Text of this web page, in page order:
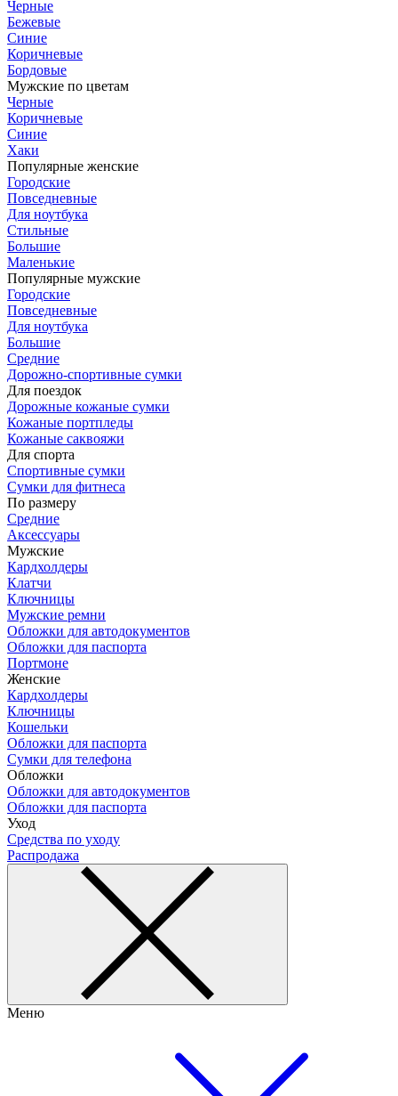
Черные
Бежевые
Синие
Коричневые
Бордовые
Мужские по цветам
Черные
Коричневые
Синие
Хаки
Популярные женские
Городские
Повседневные
Для ноутбука
Стильные
Большие
Маленькие
Популярные мужские
Городские
Повседневные
Для ноутбука
Большие
Средние
Дорожно-спортивные сумки
Для поездок
Дорожные кожаные сумки
Кожаные портпледы
Кожаные саквояжи
Для спорта
Спортивные сумки
Сумки для фитнеса
По размеру
Средние
Аксессуары
Мужские
Кардхолдеры
Клатчи
Ключницы
Мужские ремни
Обложки для автодокументов
Обложки для паспорта
Портмоне
Женские
Кардхолдеры
Ключницы
Кошельки
Обложки для паспорта
Сумки для телефона
Обложки
Обложки для автодокументов
Обложки для паспорта
Уход
Средства по уходу
Распродажа
Меню